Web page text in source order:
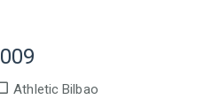
Athletic Bilbao